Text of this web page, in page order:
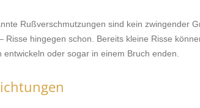
Rußverschmutzungen sind kein zwingender
Risse hingegen schon. Bereits kleine Risse
entwickeln oder sogar in einem Bruch enden.